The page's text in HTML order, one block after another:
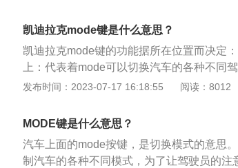
火开关，同时按住两个箭头按钮，然后接通
然后接通点火开关，约3s后松开两个箭头
按住SET（归零）按钮3s以上，按MODE（
零。
凯迪拉克mode键是什么意思？
凯迪拉克mode键的功能据所在位置而决定
上：代表着mode可以切换汽车的各种不同
根据实际路况，来选择自己适合的驾驶模式
种不同的模式。3、若mode在中控台空调调
空调的吹风的模式。4、Mode键的存在就
模式，为了让驾驶员的注意力集中，保证驾
发布时间：2023-07-17 16:18:55 阅读：8012
MODE键是什么意思？
汽车上面的mode按键，是切换模式的意思
制汽车的各种不同模式，为了让驾驶员的注